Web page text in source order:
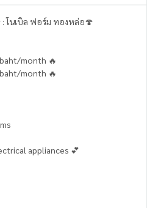
โนเบิล ฟอร์ม ทองหล่อ🍄
month 🔥
month 🔥
appliances 💕